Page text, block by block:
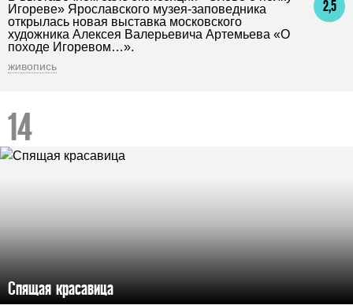
2,5
Игореве» Ярославского музея-заповедника
открылась новая выставка московского
художника Алексея Валерьевича Артемьева «О
походе Игоревом…».
живопись
Спящая красавица